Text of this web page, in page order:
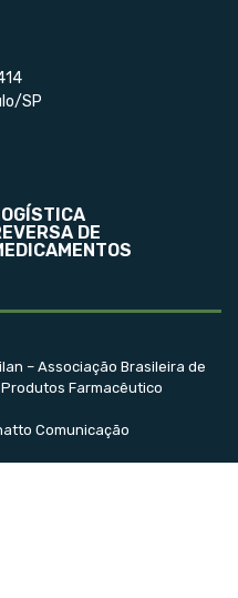
SP
DE
– Associação Brasileira de
Farmacêutico
Comunicação